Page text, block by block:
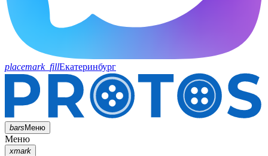
placemark_fillЕкатеринбург
barsМеню
Меню
xmark